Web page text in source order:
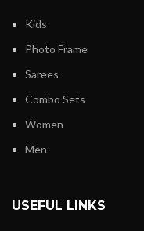
Kids
Photo Frame
Sarees
Combo Sets
Women
Men
USEFUL LINKS